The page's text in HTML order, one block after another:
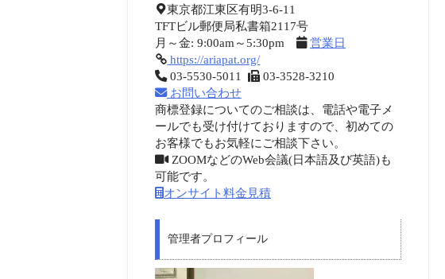
東京都江東区有明3-6-11
TFTビル郵便局私書箱2117号
月～金: 9:00am～5:30pm
営業日
https://ariapat.org/
03-5530-5011
03-3528-3210
お問い合わせ
商標登録についてのご相談は、電話や電子メ
ールでも受け付けておりますので、初めての
お客様でもお気軽にご相談下さい。
ZOOMなどのWeb会議(日本語及び英語)も
可能です。
オンサイト料金見積
管理者プロフィール